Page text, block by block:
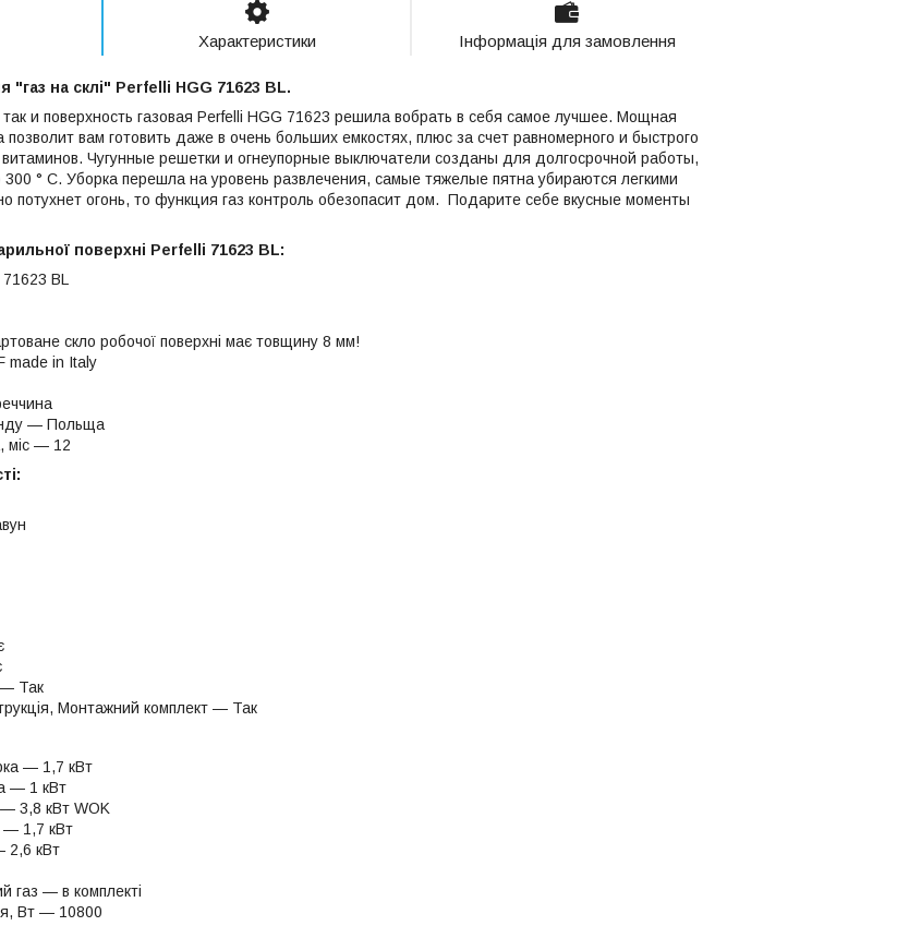
Характеристики Інформація для замовлення
"газ на склі" Perfelli HGG 71623 BL.
и поверхность газовая Perfelli HGG 71623 решила вобрать в себя самое лучшее. Мощная
вам готовить даже в очень больших емкостях, плюс за счет равномерного и быстрого
Чугунные решетки и огнеупорные выключатели созданы для долгосрочной работы,
° С. Уборка перешла на уровень развлечения, самые тяжелые пятна убираются легкими
потухнет огонь, то функция газ контроль обезопасит дом. Подарите себе вкусные моменты
поверхні Perfelli 71623 BL:
BL
скло робочої поверхні має товщину 8 мм!
made in Italy
— Польща
міс — 12
— Так
Монтажний комплект — Так
— 1,7 кВт
— 1 кВт
3,8 кВт WOK
— 1,7 кВт
2,6 кВт
газ — в комплекті
Вт — 10800